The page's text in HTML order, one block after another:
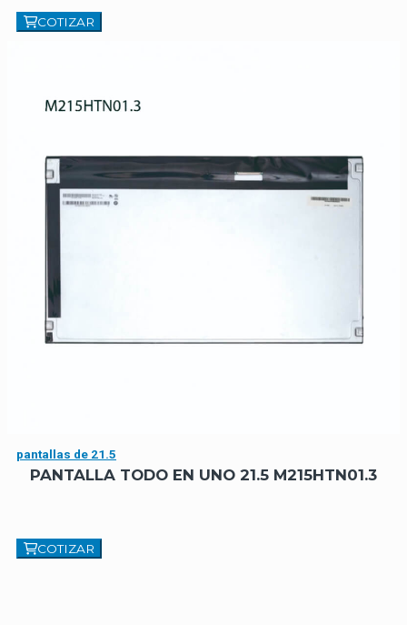
COTIZAR
pantallas de 21.5
PANTALLA TODO EN UNO 21.5 M215HTN01.3
COTIZAR